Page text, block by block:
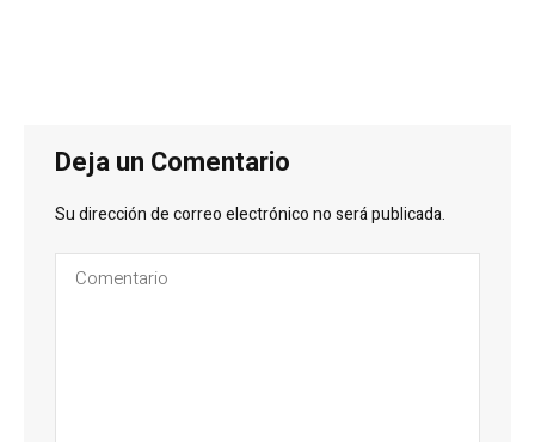
Deja un Comentario
Su dirección de correo electrónico no será publicada.